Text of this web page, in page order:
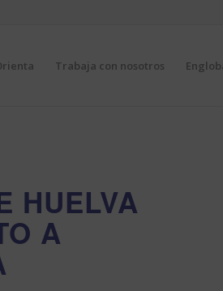
Trabaja con nosotros
HUELVA
A